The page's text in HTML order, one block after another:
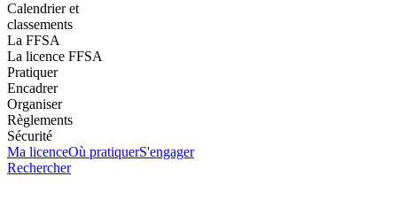
Calendrier et
classements
La FFSA
La licence FFSA
Pratiquer
Encadrer
Organiser
Règlements
Sécurité
Ma licenceOù pratiquerS'engager
Rechercher